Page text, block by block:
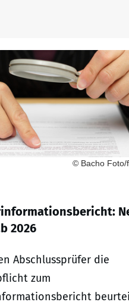
© Bacho Foto/
2026
Abschlussprüfer die
zum